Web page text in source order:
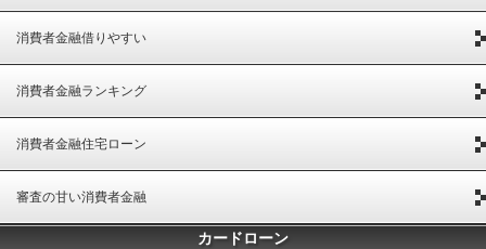
消費者金融借りやすい
消費者金融ランキング
消費者金融住宅ローン
審査の甘い消費者金融
カードローン